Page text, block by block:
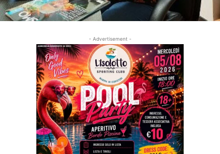
- Advertisement -